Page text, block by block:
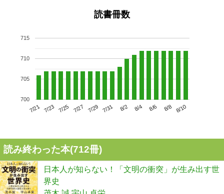
読書冊数
7/21 7/23 7/25 7/27 7/29 7/31 8/2 8/4 8/6 8/8 8/10
700
705
710
715
読み終わった本(712冊)
日本人が知らない！「文明の衝突」が生み出す世
界史